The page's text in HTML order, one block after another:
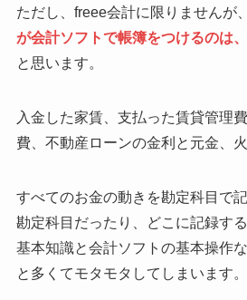
ただし、freee会計に限りませんが、
が会計ソフトで帳簿をつけるのは
と思います。
入金した家賃、支払った賃貸管理
費、不動産ローンの金利と元金、
すべてのお金の動きを勘定科目で
勘定科目だったり、どこに記録す
基本知識と会計ソフトの基本操作
と多くてモタモタしてしまいます。